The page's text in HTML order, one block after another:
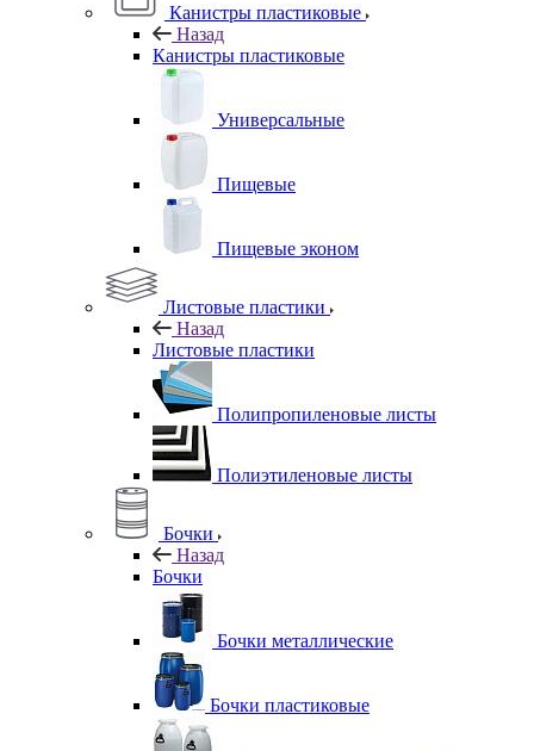
Канистры пластиковые
Назад
Канистры пластиковые
Универсальные
Пищевые
Пищевые эконом
Листовые пластики
Назад
Листовые пластики
Полипропиленовые листы
Полиэтиленовые листы
Бочки
Назад
Бочки
Бочки металлические
Бочки пластиковые